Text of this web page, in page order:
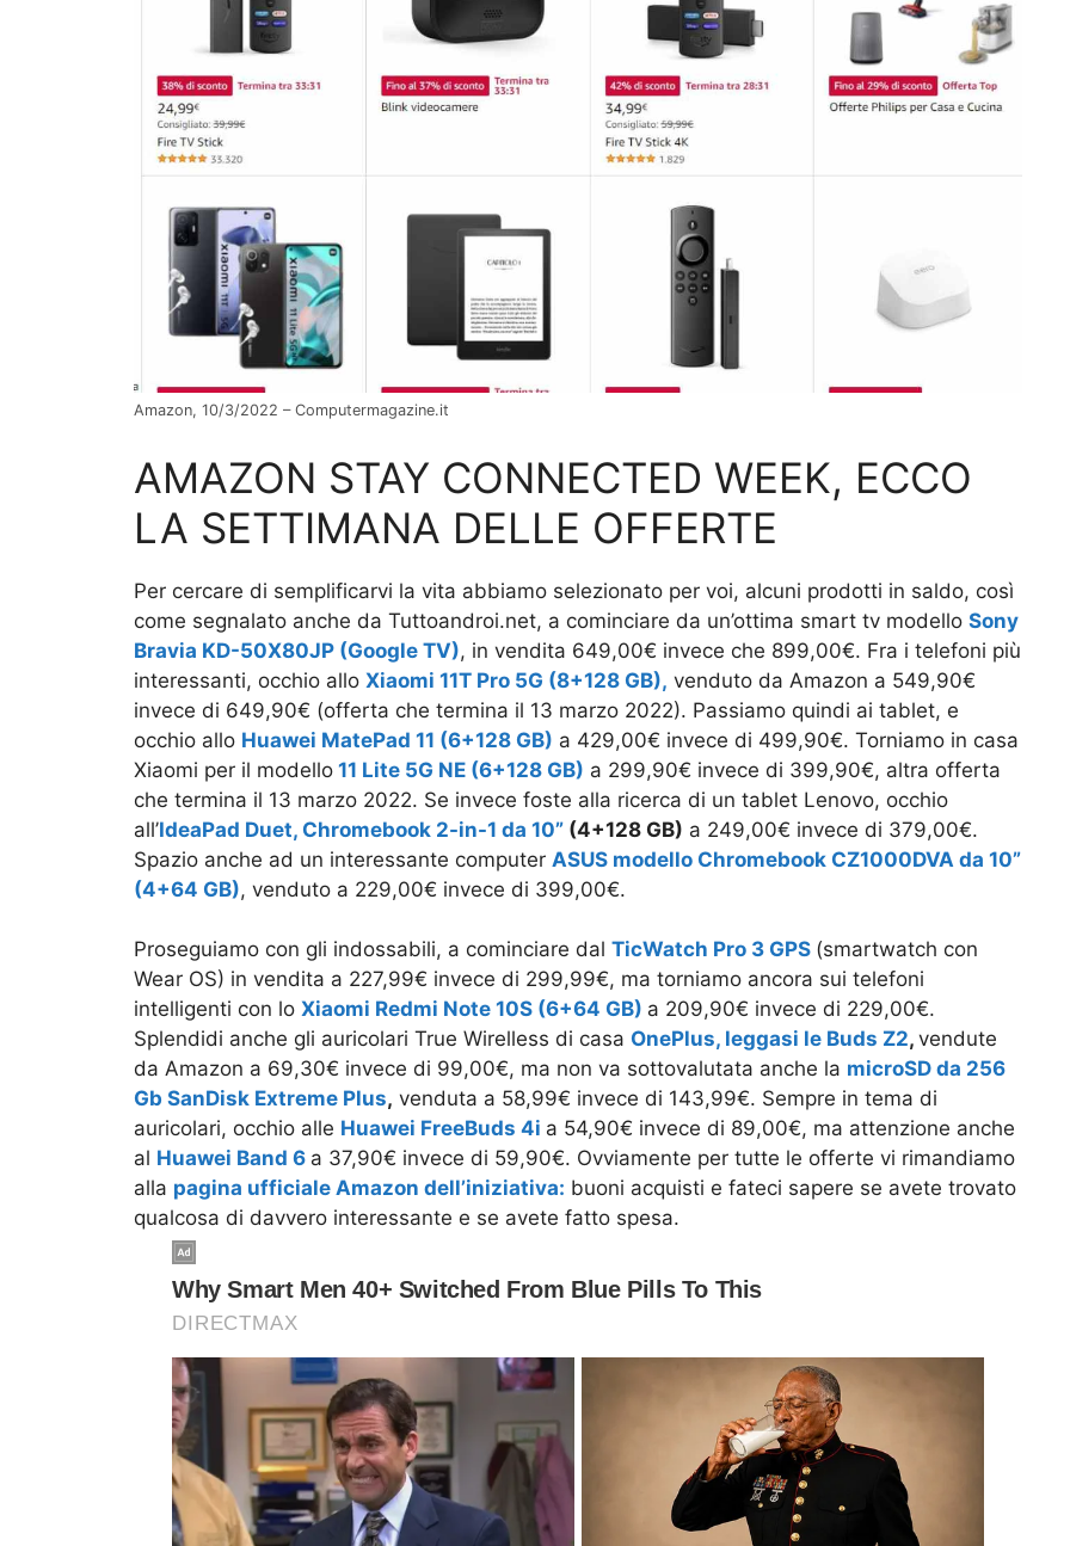
Amazon, 10/3/2022 – Computermagazine.it
AMAZON STAY CONNECTED WEEK, ECCO
LA SETTIMANA DELLE OFFERTE
Per cercare di semplificarvi la vita abbiamo selezionato per voi, alcuni prodotti in saldo, così
come segnalato anche da Tuttoandroi.net, a cominciare da un’ottima smart tv modello Sony
Bravia KD-50X80JP (Google TV), in vendita 649,00€ invece che 899,00€. Fra i telefoni più
interessanti, occhio allo Xiaomi 11T Pro 5G (8+128 GB), venduto da Amazon a 549,90€
invece di 649,90€ (offerta che termina il 13 marzo 2022). Passiamo quindi ai tablet, e
occhio allo Huawei MatePad 11 (6+128 GB) a 429,00€ invece di 499,90€. Torniamo in casa
Xiaomi per il modello 11 Lite 5G NE (6+128 GB) a 299,90€ invece di 399,90€, altra offerta
che termina il 13 marzo 2022. Se invece foste alla ricerca di un tablet Lenovo, occhio
all’IdeaPad Duet, Chromebook 2-in-1 da 10” (4+128 GB) a 249,00€ invece di 379,00€.
Spazio anche ad un interessante computer ASUS modello Chromebook CZ1000DVA da 10”
(4+64 GB), venduto a 229,00€ invece di 399,00€.
Proseguiamo con gli indossabili, a cominciare dal TicWatch Pro 3 GPS (smartwatch con
Wear OS) in vendita a 227,99€ invece di 299,99€, ma torniamo ancora sui telefoni
intelligenti con lo Xiaomi Redmi Note 10S (6+64 GB) a 209,90€ invece di 229,00€.
Splendidi anche gli auricolari True Wirelless di casa OnePlus, leggasi le Buds Z2, vendute
da Amazon a 69,30€ invece di 99,00€, ma non va sottovalutata anche la microSD da 256
Gb SanDisk Extreme Plus, venduta a 58,99€ invece di 143,99€. Sempre in tema di
auricolari, occhio alle Huawei FreeBuds 4i a 54,90€ invece di 89,00€, ma attenzione anche
al Huawei Band 6 a 37,90€ invece di 59,90€. Ovviamente per tutte le offerte vi rimandiamo
alla pagina ufficiale Amazon dell’iniziativa: buoni acquisti e fateci sapere se avete trovato
qualcosa di davvero interessante e se avete fatto spesa.